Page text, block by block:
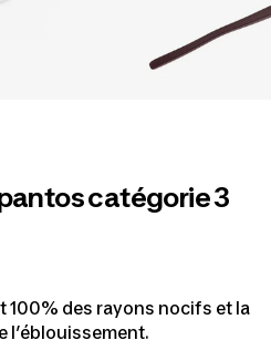
catégorie 3
100% des rayons nocifs et la
l’éblouissement.